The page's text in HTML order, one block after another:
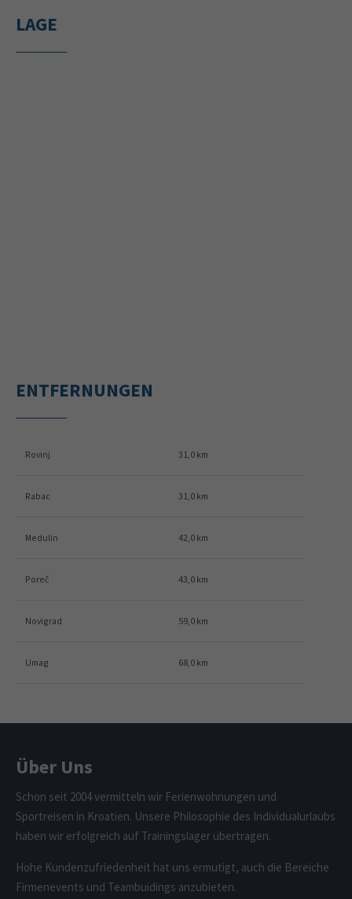
LAGE
ENTFERNUNGEN
Rovinj 31,0 km
Rabac 31,0 km
Medulin 42,0 km
Poreč 43,0 km
Novigrad 59,0 km
Umag 68,0 km
Über Uns
Schon seit 2004 vermitteln wir Ferienwohnungen und
Sportreisen in Kroatien. Unsere Philosophie des Individualurlaubs
haben wir erfolgreich auf Trainingslager übertragen.
Hohe Kundenzufriedenheit hat uns ermutigt, auch die Bereiche
Firmenevents und Teambuidings anzubieten.